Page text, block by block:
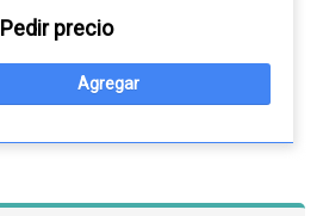
Pedir precio